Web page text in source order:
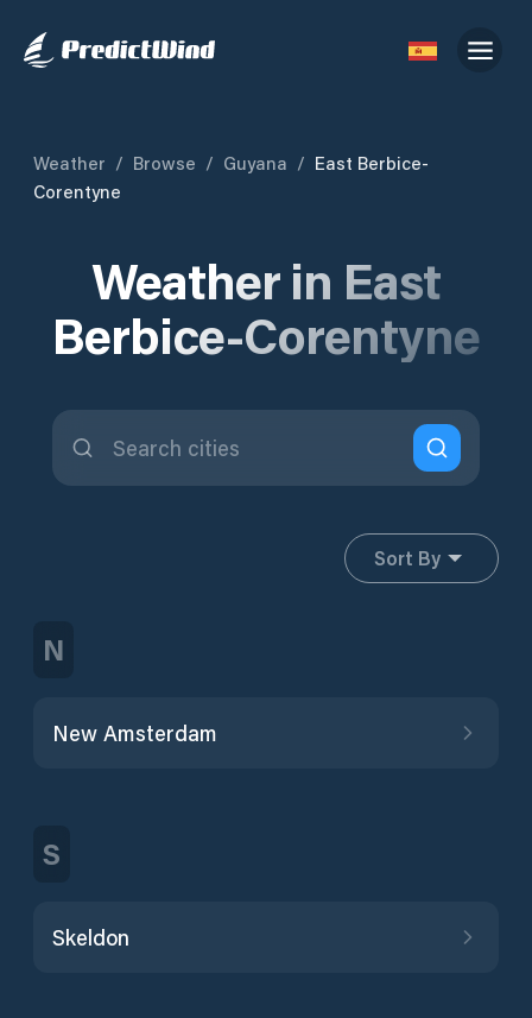
Weather / Browse / Guyana / East Berbice-
Corentyne
Weather in East
Berbice-Corentyne
Sort By
N
New Amsterdam
S
Skeldon